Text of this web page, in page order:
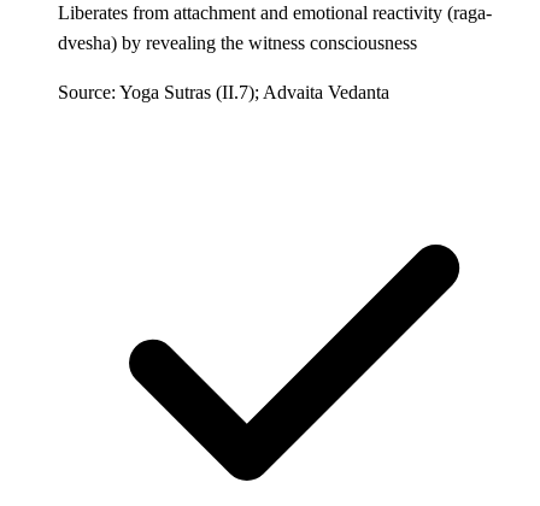
Liberates from attachment and emotional reactivity (raga-
dvesha) by revealing the witness consciousness
Source: Yoga Sutras (II.7); Advaita Vedanta